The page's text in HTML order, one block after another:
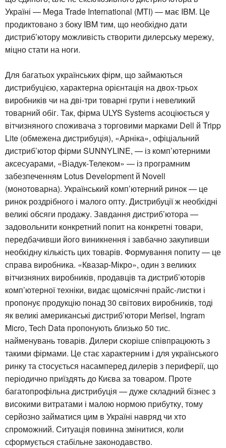
Україні — Mega Trade International (MTI) — має IBM. Це
продиктовано з боку IBM тим, що необхідно дати
дистриб’ютору можливість створити дилерську мережу,
міцно стати на ноги.
Для багатьох українських фірм, що займаються
дистрибуцією, характерна орієнтація на двох-трьох
виробників чи на дві-три товарні групи і невеликий
товарний обіг. Так, фірма ULYS Systems асоціюється у
вітчизняного споживача з торговими марками Dell й Tripp
Lite (обмежена дистрибуція), «Арніка», офіціальний
дистриб’ютор фірми SUNNYLINE, — із комп’ютерними
аксесуарами, «Віадук-Телеком» — із програмним
забезпеченням Lotus Development й Novell
(монотоварна). Український комп’ютерний ринок — це
ринок роздрібного і малого опту. Дистрибуції ж необхідні
великі обсяги продажу. Завдання дистриб’ютора —
задовольнити конкретний попит на конкретні товари,
передбачивши його виникнення і завбачно закупивши
необхідну кількість цих товарів. Формування попиту — це
справа виробника. «Квазар-Мікро», один з великих
вітчизняних виробників, продавців та дистриб’юторів
комп’ютерної техніки, видає щомісячні прайс-листки і
пропонує продукцію понад 30 світових виробників, тоді
як великі американські дистриб’ютори Merisel, Ingram
Micro, Tech Data пропонують близько 50 тис.
найменувань товарів. Дилери скоріше співпрацюють з
такими фірмами. Це стає характерним і для українського
ринку та стосується насамперед дилерів з периферії, що
періодично приїздять до Києва за товаром. Проте
багатопрофільна дистрибуція — дуже складний бізнес з
високими витратами і малою нормою прибутку, тому
серйозно займатися цим в Україні навряд чи хто
спроможний. Ситуація повинна змінитися, коли
сформується стабільне законодавство.